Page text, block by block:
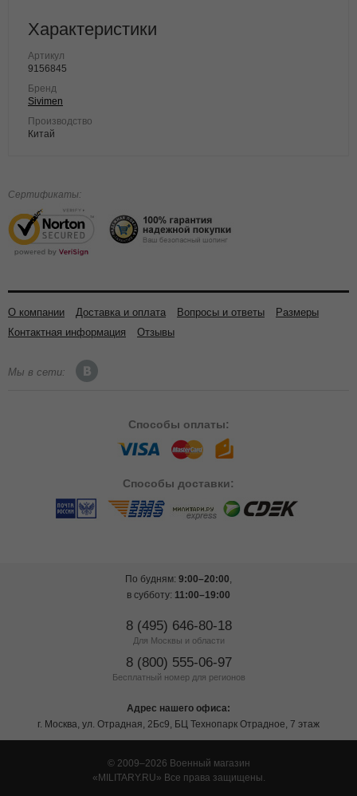
Характеристики
Артикул
9156845
Бренд
Sivimen
Производство
Китай
Сертификаты:
О компании Доставка и оплата Вопросы и ответы
Размеры
Контактная информация
Отзывы
Мы в сети:
Способы оплаты:
Способы доставки:
По будням: 9:00–20:00,
в субботу: 11:00–19:00
8 (495) 646-80-18
Для Москвы и области
8 (800) 555-06-97
Бесплатный номер для регионов
Адрес нашего офиса:
г. Москва, ул. Отрадная, 2Бс9, БЦ Технопарк Отрадное, 7 этаж
© 2009–2026 Военный магазин
MILITARY.RU
Все права защищены.